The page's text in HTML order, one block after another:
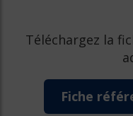
Téléchargez la
Fiche